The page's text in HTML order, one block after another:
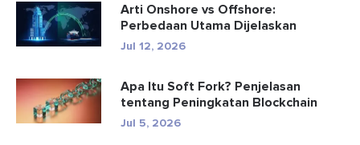
Arti Onshore vs Offshore:
Perbedaan Utama Dijelaskan
Jul 12, 2026
Apa Itu Soft Fork? Penjelasan
tentang Peningkatan Blockchain
Jul 5, 2026